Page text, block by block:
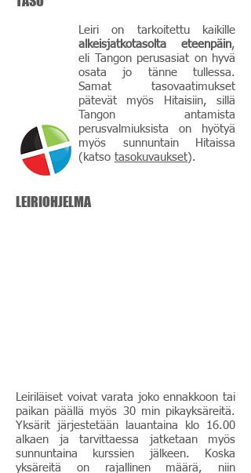
Leiri on tarkoitettu kaikille
alkeisjatkotasolta eteenpäin,
eli Tangon perusasiat on hyvä
osata jo tänne tullessa.
Samat tasovaatimukset
pätevät myös Hitaisiin, sillä
Tangon antamista
perusvalmiuksista on hyötyä
myös sunnuntain Hitaissa
(katso tasokuvaukset).
LEIRIOHJELMA
Leiriläiset voivat varata joko ennakkoon tai
paikan päällä myös 30 min pikayksäreitä.
Yksärit järjestetään lauantaina klo 16.00
alkaen ja tarvittaessa jatketaan myös
sunnuntaina kurssien jälkeen. Koska
yksäreitä on rajallinen määrä, niin